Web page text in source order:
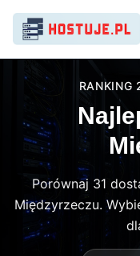
Porównaj 31
Międzyrzeczu.